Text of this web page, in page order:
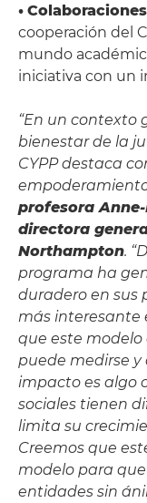
•
cooperación del
mundo
iniciativa con un
“En un contexto
bienestar de la
CYPP destaca
profesora
directora
Northampton.
programa ha
duradero en sus
más interesante
que este
puede medirse
impacto es algo
sociales tienen
limita su
Creemos que
modelo para
entidades sin